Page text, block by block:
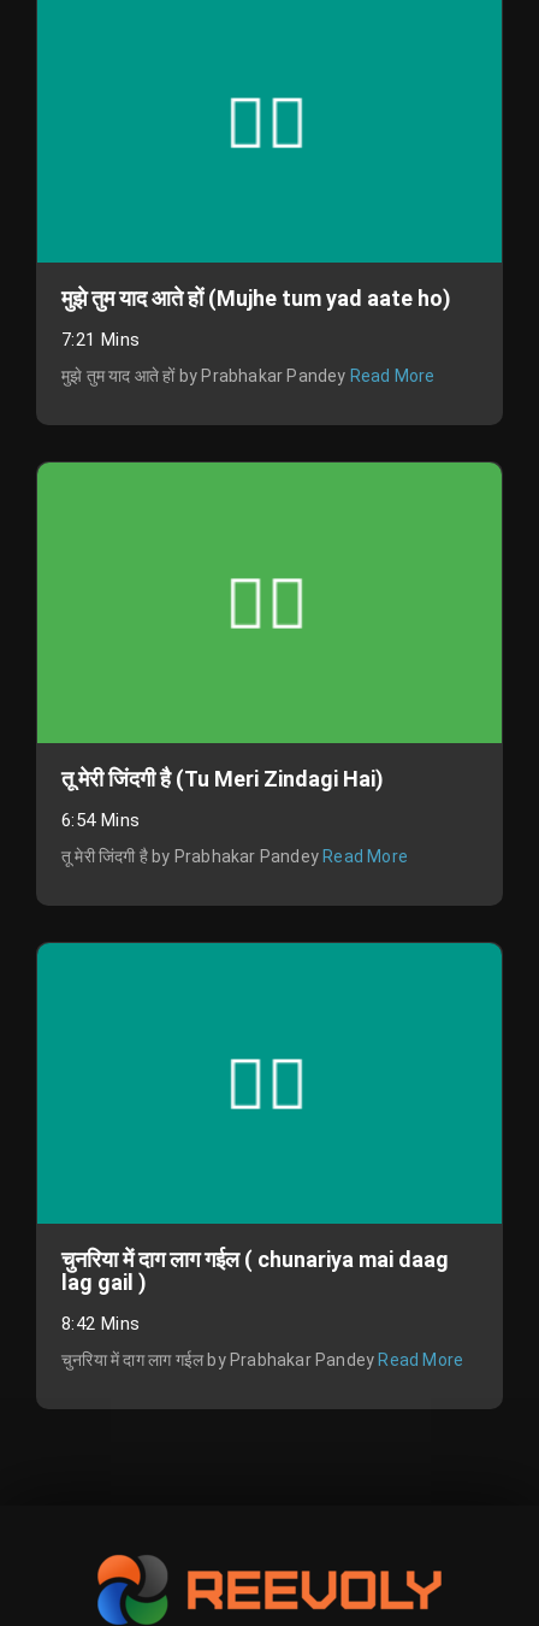
मुझे तुम याद आते हों (Mujhe tum yad aate ho)
7:21 Mins
मुझे तुम याद आते हों by Prabhakar Pandey Read More
तू मेरी जिंदगी है (Tu Meri Zindagi Hai)
6:54 Mins
तू मेरी जिंदगी है by Prabhakar Pandey Read More
चुनरिया में दाग लाग गईल ( chunariya mai daag
lag gail )
8:42 Mins
चुनरिया में दाग लाग गईल by Prabhakar Pandey Read More